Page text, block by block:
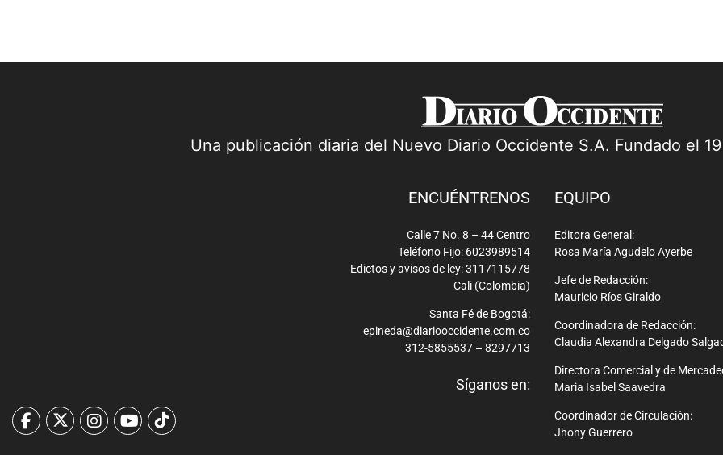
Una publicación diaria del Nuevo Diario Occidente S.A. Fundado el
ENCUÉNTRENOS
Calle 7 No. 8 – 44 Centro
Teléfono Fijo: 6023989514
Edictos y avisos de ley: 3117115778
Cali (Colombia)
Santa Fé de Bogotá:
epineda@diariooccidente.com.co
312-5855537 – 8297713
Síganos en:
EQUIPO
Editora General:
Rosa María Agudelo Ayerbe
Jefe de Redacción:
Mauricio Ríos Giraldo
Coordinadora de Redacción:
Claudia Alexandra Delgado
Directora Comercial y de
Maria Isabel Saavedra
Coordinador de Circulación:
Jhony Guerrero